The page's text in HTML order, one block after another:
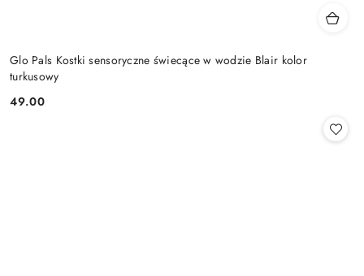
Glo Pals Kostki sensoryczne świecące w wodzie Blair kolor
turkusowy
Cena:
49.00